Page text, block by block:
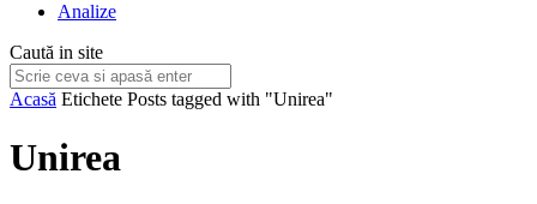
Analize
Caută in site
Acasă Etichete Posts tagged with "Unirea"
Unirea